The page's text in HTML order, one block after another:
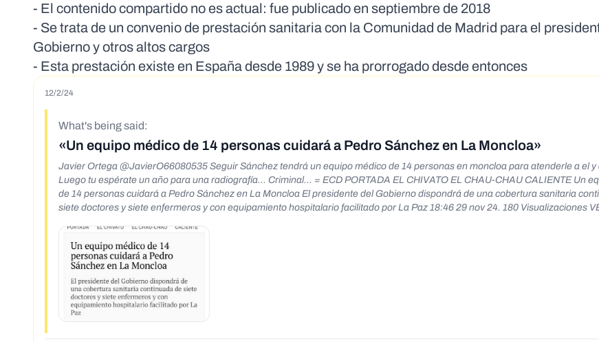
- El contenido compartido no es actual: fue publicado en septiembre de 2018
- Se trata de un convenio de prestación sanitaria con la Comunidad de Madrid para el
Gobierno y otros altos cargos
- Esta prestación existe en España desde 1989 y se ha prorrogado desde entonces
12/2/24
What's being said:
«Un equipo médico de 14 personas cuidará a Pedro Sánchez en La Moncloa»
Javier Ortega @JavierO66080535 Seguir Sánchez tendrá un equipo médico de 14 personas en moncloa para atenderle a el y
Luego tu espérate un año para una radiografía... Criminal... = ECD PORTADA EL CHIVATO EL CHAU-CHAU CALIENTE Un
de 14 personas cuidará a Pedro Sánchez en La Moncloa El presidente del Gobierno dispondrá de una cobertura sanitaria
siete doctores y siete enfermeros y con equipamiento hospitalario facilitado por La Paz 18:46 29 nov 24. 180 Visualizaciones VEIR Política Un
https://www.elconfidencialdigital.com/articulo/politica/equipo-medico-14-personas-cuidara-pedro-sanchez-
moncloa/20180910181420115738.html